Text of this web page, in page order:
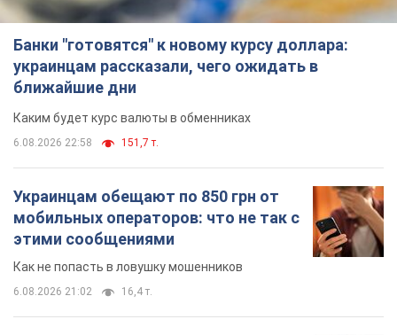
Банки "готовятся" к новому курсу доллара:
украинцам рассказали, чего ожидать в
ближайшие дни
Каким будет курс валюты в обменниках
6.08.2026 22:58 151,7 т.
Украинцам обещают по 850 грн от
мобильных операторов: что не так с
этими сообщениями
Как не попасть в ловушку мошенников
6.08.2026 21:02 16,4 т.